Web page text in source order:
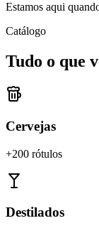
Estamos aqui
Catálogo
Tudo o que
Cervejas
+200 rótulos
Destilados